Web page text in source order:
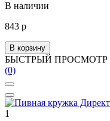
В наличии
843 р
В корзину
БЫСТРЫЙ ПРОСМОТР
(0)
1